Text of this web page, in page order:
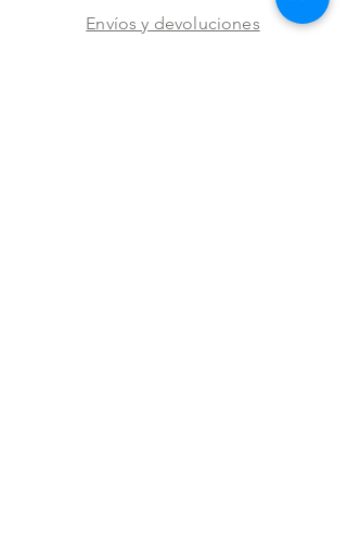
Envíos y devoluciones